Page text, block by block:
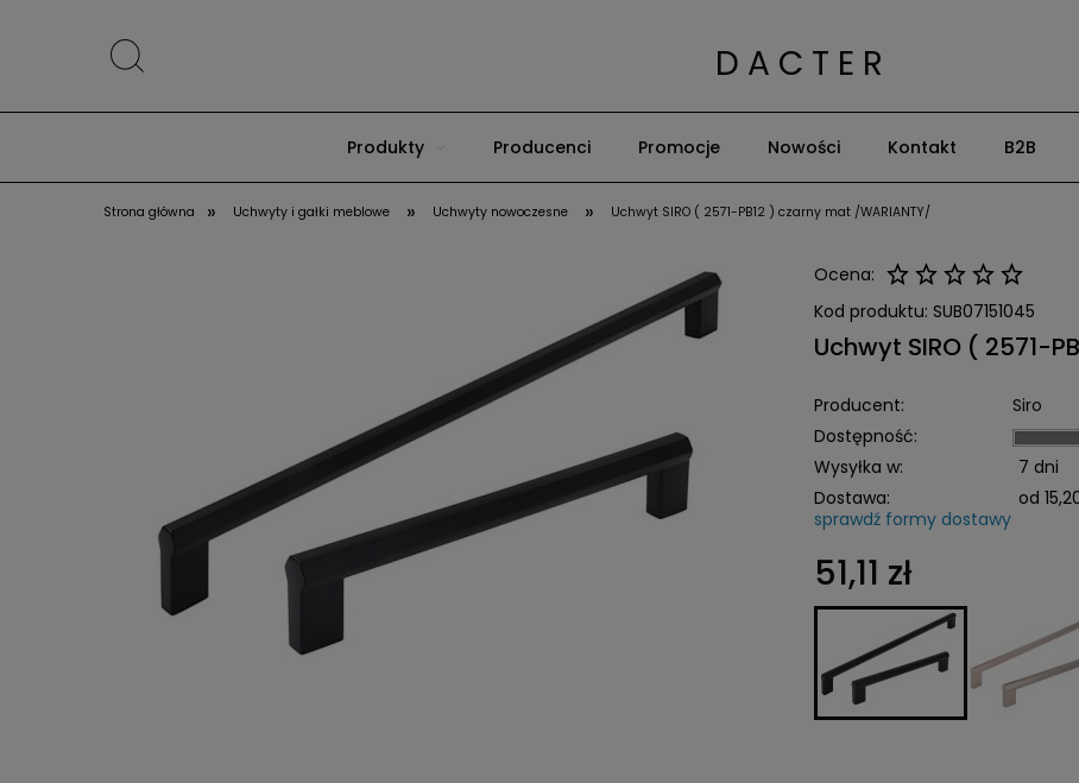
D A C T E R
Produkty Producenci Promocje Nowości Kontakt B2B
Strona główna » Uchwyty i gałki meblowe » Uchwyty nowoczesne » Uchwyt SIRO ( 2571-PB12 ) czarny mat /WARIANTY/
Ocena:
Kod produktu: SUB07151045
Uchwyt SIRO ( 2571-
Producent:
Siro
Dostępność:
Wysyłka w:
7 dni
Dostawa:
od
sprawdź formy dostawy
51,11 zł